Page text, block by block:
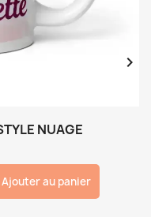

NUAGE
Ajouter au panier